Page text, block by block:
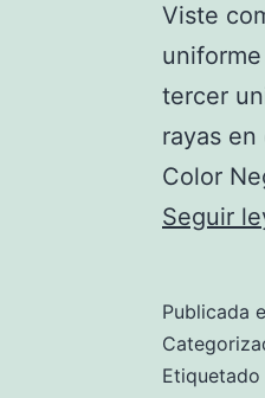
Viste
tercer
rayas
Color
Seguir
Publicada